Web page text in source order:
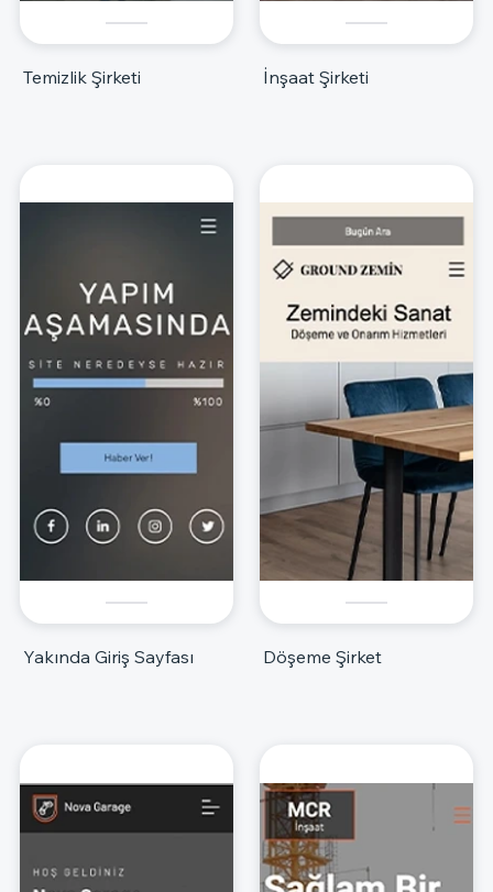
Temizlik Şirketi İnşaat Şirketi
Yakında Giriş Sayfası Döşeme Şirket